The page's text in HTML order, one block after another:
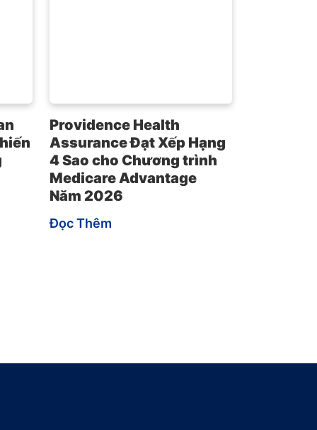
Providence Health
Assurance Đạt Xếp Hạng
4 Sao cho Chương trình
Medicare Advantage
Năm 2026
Đọc Thêm